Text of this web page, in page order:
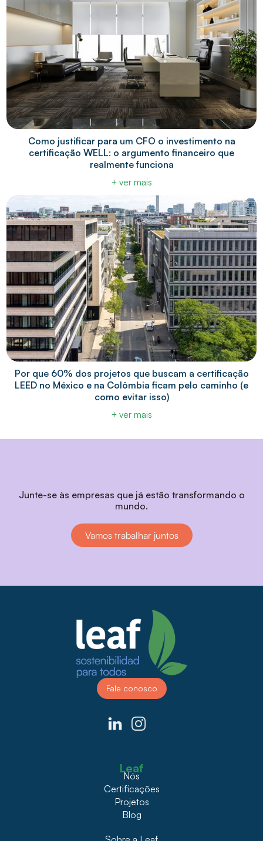
Como justificar para um CFO o investimento na
certificação WELL: o argumento financeiro que
realmente funciona
+ ver mais
Por que 60% dos projetos que buscam a certificação
LEED no México e na Colômbia ficam pelo caminho (e
como evitar isso)
+ ver mais
Junte-se às empresas que já estão transformando o
mundo.
Vamos trabalhar juntos
Fale conosco
Leaf
Nós
Certificações
Projetos
Blog